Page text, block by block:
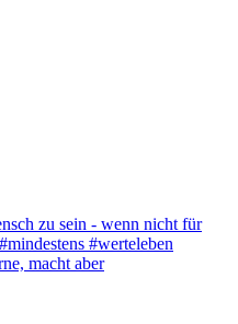
macht aber